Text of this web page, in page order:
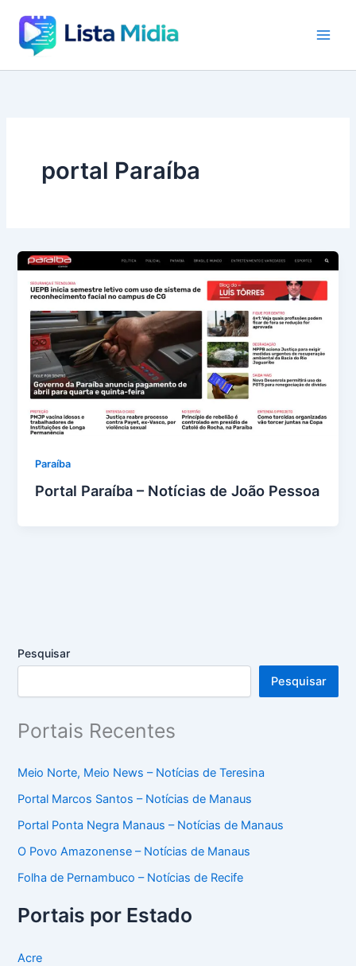
para
portal Paraíba
Paraíba
Portal Paraíba – Notícias de João Pessoa
Pesquisar
Pesquisar
Portais Recentes
Meio Norte, Meio News – Notícias de Teresina
Portal Marcos Santos – Notícias de Manaus
Portal Ponta Negra Manaus – Notícias de Manaus
O Povo Amazonense – Notícias de Manaus
Folha de Pernambuco – Notícias de Recife
Portais por Estado
Acre